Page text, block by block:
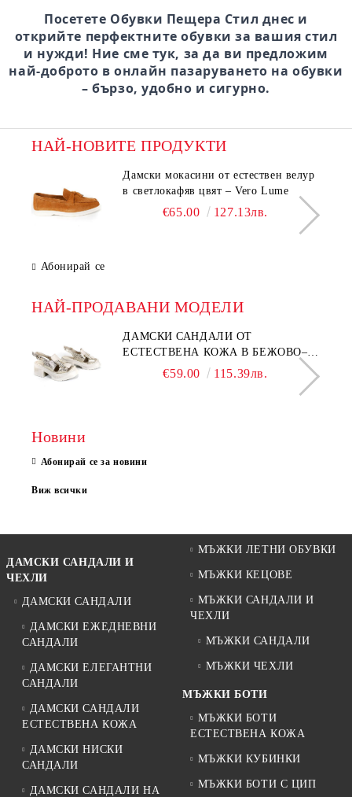
Посетете Обувки Пещера Стил днес и
открийте перфектните обувки за вашия стил
и нужди! Ние сме тук, за да ви предложим
най-доброто в онлайн пазаруването на обувки
– бързо, удобно и сигурно.
НАЙ-НОВИТЕ ПРОДУКТИ
Дамски мокасини от естествен велур
в светлокафяв цвят – Vero Lume
€65.00 127.13лв.
Абонирай се
НАЙ-ПРОДАВАНИ МОДЕЛИ
ДАМСКИ САНДАЛИ ОТ
ЕСТЕСТВЕНА КОЖА В БЕЖОВО–
МОДЕЛ NOVA.
€59.00 115.39лв.
Новини
Абонирай се за новини
Виж всички
ДАМСКИ САНДАЛИ И
ЧЕХЛИ
ДАМСКИ САНДАЛИ
ДАМСКИ ЕЖЕДНЕВНИ
САНДАЛИ
ДАМСКИ ЕЛЕГАНТНИ
САНДАЛИ
ДАМСКИ САНДАЛИ
ЕСТЕСТВЕНА КОЖА
ДАМСКИ НИСКИ
САНДАЛИ
ДАМСКИ САНДАЛИ НА
МЪЖКИ ЛЕТНИ ОБУВКИ
МЪЖКИ КЕЦОВЕ
МЪЖКИ САНДАЛИ И
ЧЕХЛИ
МЪЖКИ САНДАЛИ
МЪЖКИ ЧЕХЛИ
МЪЖКИ БОТИ
МЪЖКИ БОТИ
ЕСТЕСТВЕНА КОЖА
МЪЖКИ КУБИНКИ
МЪЖКИ БОТИ С ЦИП